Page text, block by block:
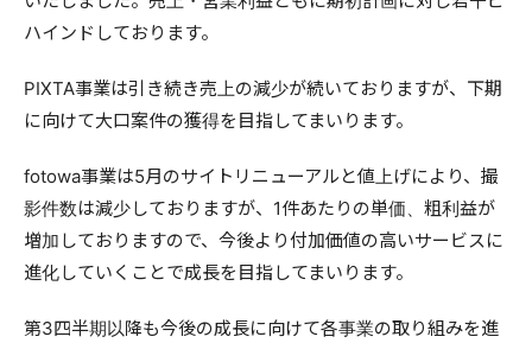
ハインドしております。
PIXTA事業は引き続き売上の減少が続いておりますが、下期
に向けて大口案件の獲得を目指してまいります。
fotowa事業は5月のサイトリニューアルと値上げにより、撮
影件数は減少しておりますが、1件あたりの単価、粗利益が
増加しておりますので、今後より付加価値の高いサービスに
進化していくことで成長を目指してまいります。
第3四半期以降も今後の成長に向けて各事業の取り組みを進